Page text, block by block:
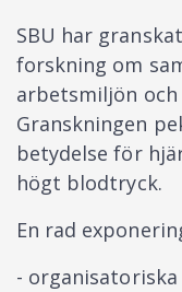
SBU har
forskning om
arbetsmiljön
Granskningen
betydelse för
högt blodtryck.
En rad
-